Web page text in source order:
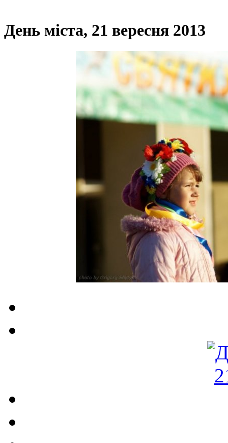
День міста, 21 вересня 2013